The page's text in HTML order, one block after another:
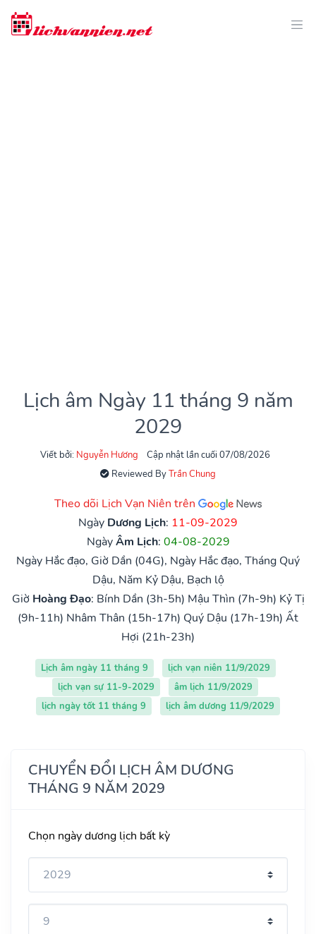
Lịch âm Ngày 11 tháng 9 năm
2029
Viết bởi: Nguyễn Hương
Cập nhật lần cuối 07/08/2026
Reviewed ByTrần Chung
Theo dõi Lịch Vạn Niên trên
Ngày Dương Lịch: 11-09-2029
NgàyÂm Lịch: 04-08-2029
Ngày Hắc đạo, Giờ Dần (04G), Ngày Hắc đạo, Tháng Quý
Dậu, Năm Kỷ Dậu, Bạch lộ
Giờ Hoàng Đạo: Bính Dần (3h-5h) Mậu Thìn (7h-9h) Kỷ Tị
(9h-11h) Nhâm Thân (15h-17h) Quý Dậu (17h-19h) Ất
Hợi (21h-23h)
Lịch âm ngày 11 tháng 9
lịch vạn niên 11/9/2029
lịch vạn sự 11-9-2029
âm lịch 11/9/2029
lịch ngày tốt 11 tháng 9
lịch âm dương 11/9/2029
CHUYỂN ĐỔI LỊCH ÂM DƯƠNG
THÁNG 9 NĂM 2029
Chọn ngày dương lịch bất kỳ